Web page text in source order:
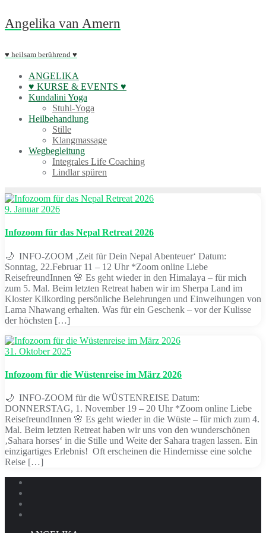
Skip
to
Angelika van Amern
♥ heilsam berührend ♥
ANGELIKA
♥ KURSE & EVENTS ♥
Kundalini Yoga
Stuhl-Yoga
Heilbehandlung
Stille
Klangmassage
Wegbegleitung
Integrales Life Coaching
Lindlar spüren
9. Januar 2026
Infozoom für das Nepal Retreat 2026
🌙 INFO-ZOOM ‚Zeit für Dein Nepal Abenteuer‘ Datum:
Sonntag, 22.Februar 11 – 12 Uhr *Zoom online Liebe
ReisefreundInnen 🌸 Es geht wieder in den Himalaya – für mich
zum 5. Mal. Beim letzten Retreat haben wir im Sherpa Land im
Kloster Kilkording persönliche Belehrungen und Einweihungen von
Lama Nhawang erhalten. Was für ein Geschenk – vor der Kulisse
der höchsten […]
31. Oktober 2025
Infozoom für die Wüstenreise im März 2026
🌙 INFO-ZOOM für die WÜSTENREISE Datum:
DONNERSTAG, 1. November 19 – 20 Uhr *Zoom online Liebe
ReisefreundInnen 🌸 Es geht wieder in die Wüste – für mich zum 4.
Mal. Beim letzten Retreat haben wir uns von den wunderschönen
‚Sahara horses‘ in die Stille und Weite der Sahara tragen lassen. Ein
einzigartiges Erlebnis! Oft erscheinen die Hindernisse eine solche
Reise […]